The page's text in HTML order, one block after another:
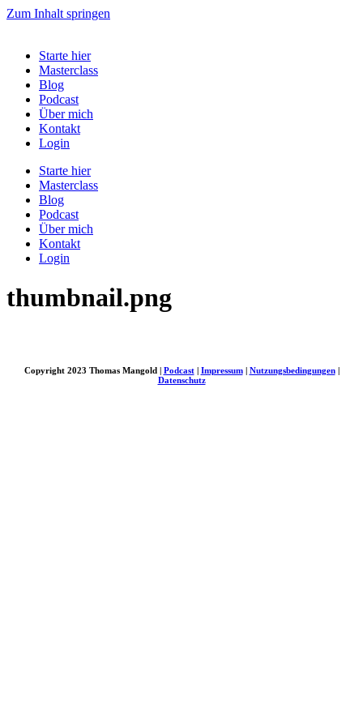
Zum Inhalt springen
Starte hier
Masterclass
Blog
Podcast
Über mich
Kontakt
Login
Starte hier
Masterclass
Blog
Podcast
Über mich
Kontakt
Login
thumbnail.png
Copyright 2023 Thomas Mangold | Podcast| Impressum| Nutzungsbedingungen|
Datenschutz